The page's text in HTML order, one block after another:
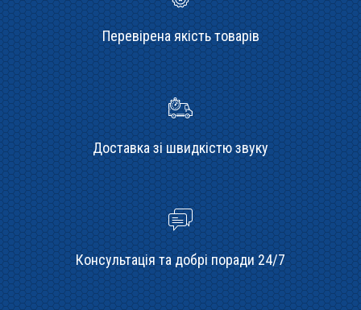
Перевірена якість товарів
Доставка зі швидкістю звуку
Консультація та добрі поради 24/7